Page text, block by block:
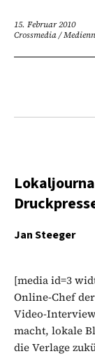
15. Februar 2010
Crossmedia/
Jan Steeger
[media id=3
Online-Chef
Video-
macht, lokale
die Verlage